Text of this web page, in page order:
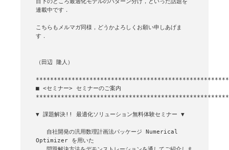
連載中です．
こちらもメルマガ同様，どうかよろしくお願い申しあげま
す．
（田辺 隆人）
■ <セミナー> セミナーのご案内
▼ 課題解決!! 最適化ソリューション無料体験セミナー ▼
Optimizer を用いた